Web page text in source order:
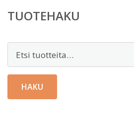
TUOTEHAKU
HAKU